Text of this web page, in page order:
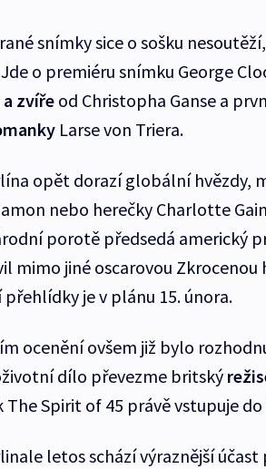
snímky sice o sošku
o premiéru snímku George
a zvířeod Christopha Ganse a
Larse von Triera.
opět dorazí globální hvězdy,
nebo herečky Charlotte
porotě předsedá americký
mimo jiné oscarovou
je v plánu 15. února.
ocenění ovšem již bylo
dílo převezme britský
The Spirit of 45 právě vstupuje do
letos schází výraznější